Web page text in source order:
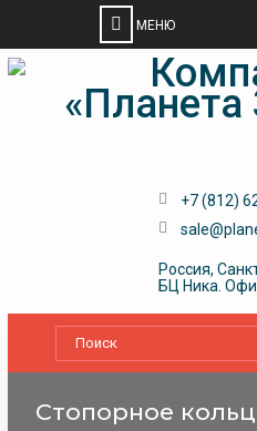
Skip
+7 (812)
Россия,
БЦ Ника.
Стопорное